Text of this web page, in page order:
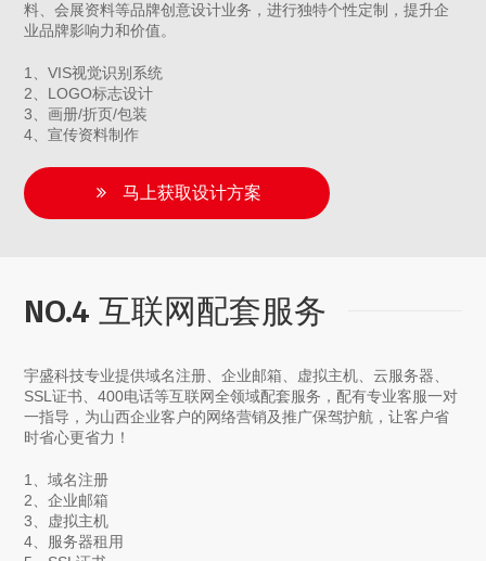
料、会展资料等品牌创意设计业务，进行独特个性定制，提升企
业品牌影响力和价值。
1、VIS视觉识别系统
2、LOGO标志设计
3、画册/折页/包装
4、宣传资料制作
马上获取设计方案
NO.4 互联网配套服务
宇盛科技专业提供域名注册、企业邮箱、虚拟主机、云服务器、
SSL证书、400电话等互联网全领域配套服务，配有专业客服一对
一指导，为山西企业客户的网络营销及推广保驾护航，让客户省
时省心更省力！
1、域名注册
2、企业邮箱
3、虚拟主机
4、服务器租用